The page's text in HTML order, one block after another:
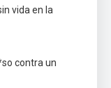
vida en la
contra un